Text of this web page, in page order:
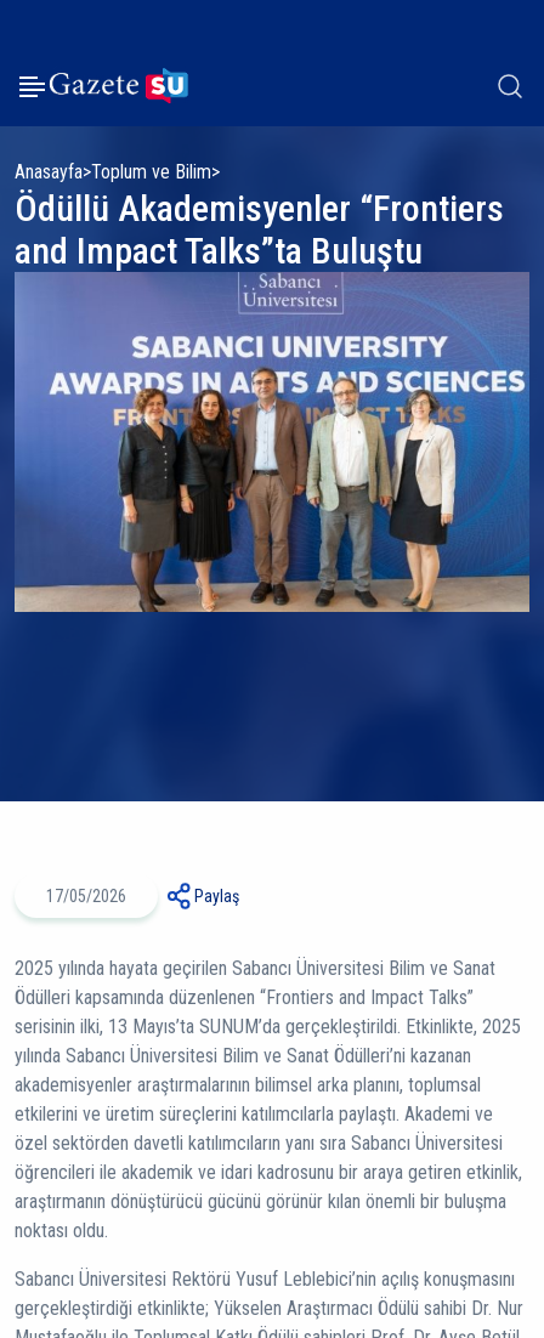
Anasayfa Toplum ve Bilim
Ödüllü Akademisyenler “Frontiers
and Impact Talks”ta Buluştu
17/05/2026 Paylaş
2025 yılında hayata geçirilen Sabancı Üniversitesi Bilim ve Sanat
Ödülleri kapsamında düzenlenen “Frontiers and Impact Talks”
serisinin ilki, 13 Mayıs’ta SUNUM’da gerçekleştirildi. Etkinlikte, 2025
yılında Sabancı Üniversitesi Bilim ve Sanat Ödülleri’ni kazanan
akademisyenler araştırmalarının bilimsel arka planını, toplumsal
etkilerini ve üretim süreçlerini katılımcılarla paylaştı. Akademi ve
özel sektörden davetli katılımcıların yanı sıra Sabancı Üniversitesi
öğrencileri ile akademik ve idari kadrosunu bir araya getiren etkinlik,
araştırmanın dönüştürücü gücünü görünür kılan önemli bir buluşma
noktası oldu.
Sabancı Üniversitesi Rektörü Yusuf Leblebici’nin açılış konuşmasını
gerçekleştirdiği etkinlikte; Yükselen Araştırmacı Ödülü sahibi Dr. Nur